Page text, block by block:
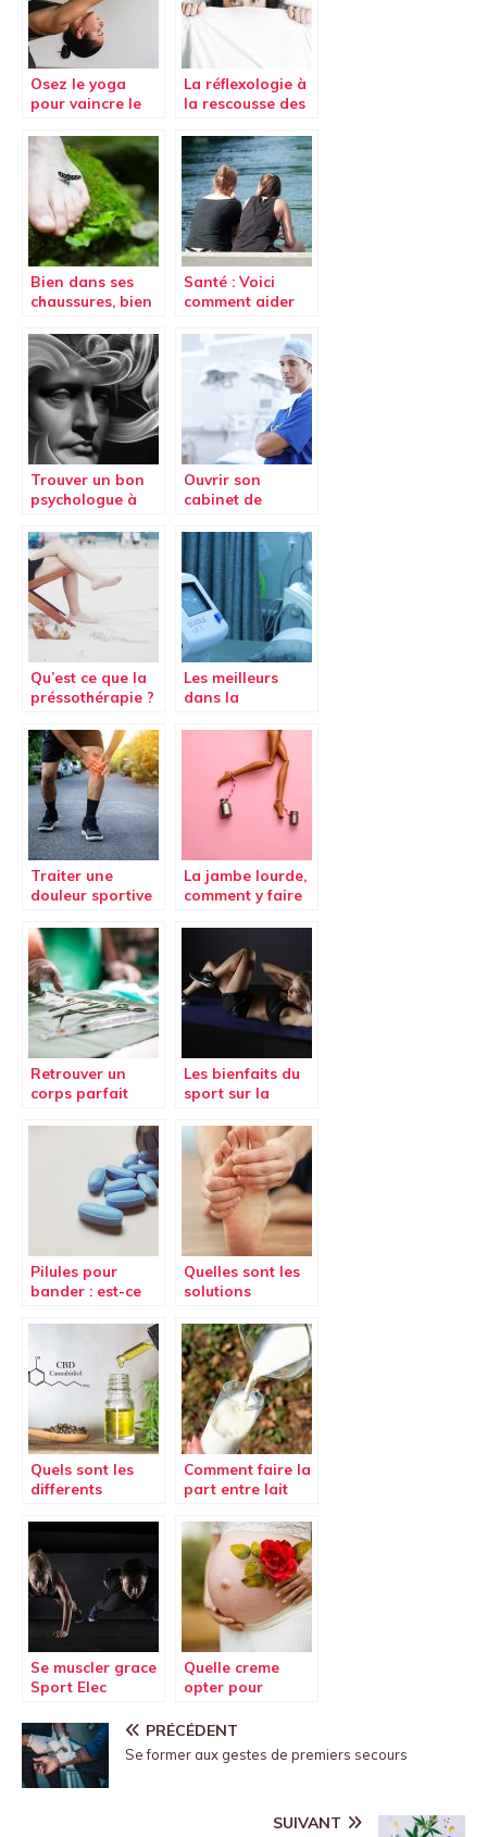
Osez le yoga
pour vaincre le
La réflexologie à
la rescousse des
Bien dans ses
chaussures, bien
chasser le stress
Santé : Voici
comment aider
victime de
sexuelle
Trouver un bon
psychologue à
Ouvrir son
cabinet de
Qu’est ce que la
préssothérapie ?
Les meilleurs
dans la
Traiter une
douleur sportive
La jambe lourde,
comment y faire
Retrouver un
corps parfait
chirurgie
esthétique en
Tunisie !
Les bienfaits du
sport sur la
Pilules pour
bander : est-ce
améliorer son
Quelles sont les
solutions
réduire la
douleur aux
pieds ?
Quels sont les
differents
consommer du
CBD ?
Comment faire la
part entre lait
lait UHT ?
Se muscler grace
Sport Elec
Quelle creme
opter pour
eliminer les
vergetures ?
PRÉCÉDENT
Se former aux gestes de premiers secours
SUIVANT